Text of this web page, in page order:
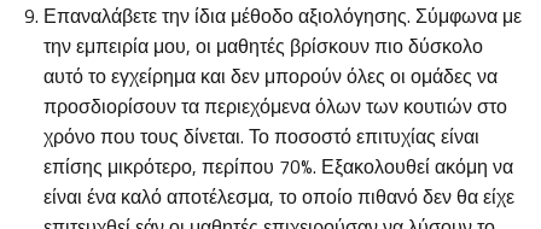
Επαναλάβετε την ίδια μέθοδο αξιολόγησης. Σύμφωνα με
την εμπειρία μου, οι μαθητές βρίσκουν πιο δύσκολο
αυτό το εγχείρημα και δεν μπορούν όλες οι ομάδες να
προσδιορίσουν τα περιεχόμενα όλων των κουτιών στο
χρόνο που τους δίνεται. Το ποσοστό επιτυχίας είναι
επίσης μικρότερο, περίπου 70%. Εξακολουθεί ακόμη να
είναι ένα καλό αποτέλεσμα, το οποίο πιθανό δεν θα είχε